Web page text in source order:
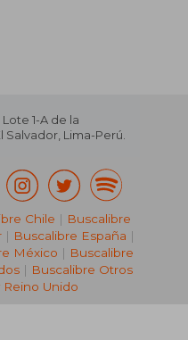
Lote 1-A de la
Salvador, Lima-Perú.
Chile | Buscalibre
| Buscalibre España |
México | Buscalibre
| Buscalibre Otros
Unido